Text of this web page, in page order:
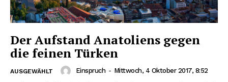
Der Aufstand Anatoliens gegen
die feinen Türken
AUSGEWÄHLT Einspruch - Mittwoch, 4 Oktober 2017, 8:52